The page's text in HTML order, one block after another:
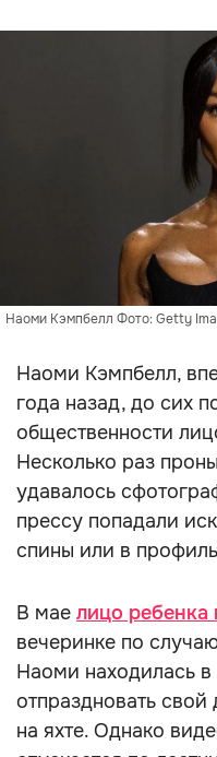
Наоми Кэмпбелл Фото: Getty
Наоми Кэмпбелл,
года назад, до сих
общественности
Несколько раз
удавалось
прессу попадали
спины или в
В мае лицо ребенка
вечеринке по
Наоми находилась
отпраздновать
на яхте. Однако